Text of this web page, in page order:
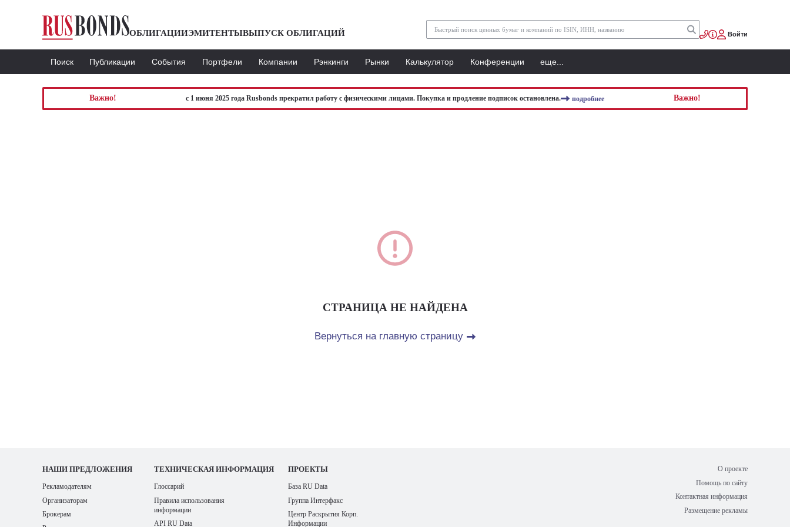
ОБЛИГАЦИИЭМИТЕНТЫВЫПУСК ОБЛИГАЦИЙ Войти
Поиск Публикации События Портфели Компании Рэнкинги Рынки Калькулятор Конференции еще...
Важно! с 1 июня 2025 года Rusbonds прекратил работу с физическими лицами. Покупка и продление подписок остановлена. подробнее Важно!
СТРАНИЦА НЕ НАЙДЕНА
Вернуться на главную страницу
НАШИ ПРЕДЛОЖЕНИЯ
Рекламодателям
Организаторам
Брокерам
ТЕХНИЧЕСКАЯ ИНФОРМАЦИЯ
Глоссарий
Правила использования
информации
API RU Data
ПРОЕКТЫ
База RU Data
Группа Интерфакс
Центр Раскрытия Корп.
Информации
О проекте
Помощь по сайту
Контактная информация
Размещение рекламы